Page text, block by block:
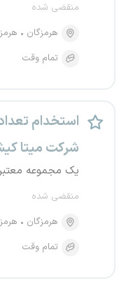
منقضی شده
هرمزگان
تمام وقت
استخدام
شرکت میتا
یک مجموعه
منقضی شده
هرمزگان
تمام وقت